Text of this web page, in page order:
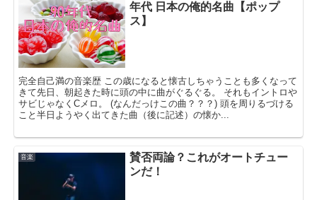
年代 日本の俺的名曲【ポップ
ス】
完全自己満の音楽歴 この歳になると懐古しちゃうことも多くなって
きて先日、朝起きた時に頭の中に曲がぐるぐる。 それもイントロや
サビじゃなくCメロ。 (なんだっけこの曲？？？) 頭を周りるづける
こと半日ようやく出てきた曲（後に記述）の懐か...
音楽
賛否両論？これがオートチュー
ンだ！